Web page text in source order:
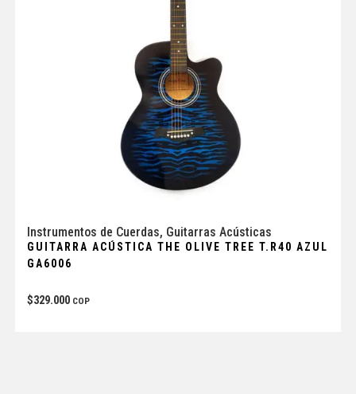
Instrumentos de Cuerdas, Guitarras Acústicas
GUITARRA ACÚSTICA THE OLIVE TREE T.R40 AZUL
GA6006
$329.000 COP